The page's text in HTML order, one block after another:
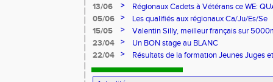
13/06
>
Régionaux Cadets à Vétérans ce WE:
DEPLACEMENT
05/06 >
Les qualifiés aux régionaux Ca/Ju/Es/Se
15/05
>
Valentin Silly, meilleur français sur
23/04
>
Un BON stage au BLANC
22/04
> Résultats de la formation Jeunes Juges